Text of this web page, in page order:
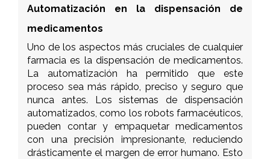
Automatización en la dispensación de
medicamentos
Uno de los aspectos más cruciales de cualquier
farmacia es la dispensación de medicamentos.
La automatización ha permitido que este
proceso sea más rápido, preciso y seguro que
nunca antes. Los sistemas de dispensación
automatizados, como los robots farmacéuticos,
pueden contar y empaquetar medicamentos
con una precisión impresionante, reduciendo
drásticamente el margen de error humano. Esto